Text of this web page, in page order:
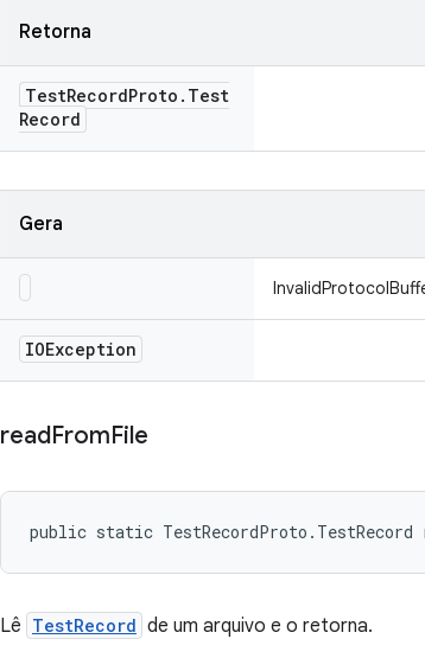
Retorna
TestRecordProto . Test
Record
Gera
IOException
readFromFile
public static
Lê TestRecord de um arquivo e o retorna.